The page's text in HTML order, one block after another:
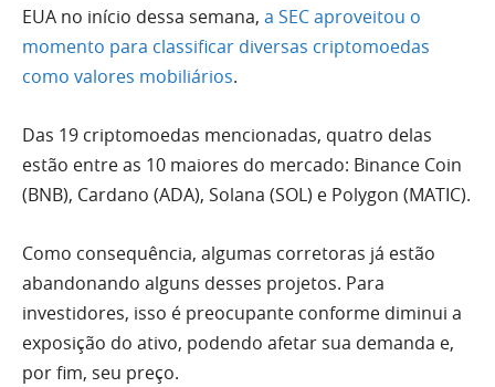
EUA no início dessa semana, a SEC aproveitou o
momento para classificar diversas criptomoedas
como valores mobiliários.
Das 19 criptomoedas mencionadas, quatro delas
estão entre as 10 maiores do mercado: Binance Coin
(BNB), Cardano (ADA), Solana (SOL) e Polygon (MATIC).
Como consequência, algumas corretoras já estão
abandonando alguns desses projetos. Para
investidores, isso é preocupante conforme diminui a
exposição do ativo, podendo afetar sua demanda e,
por fim, seu preço.